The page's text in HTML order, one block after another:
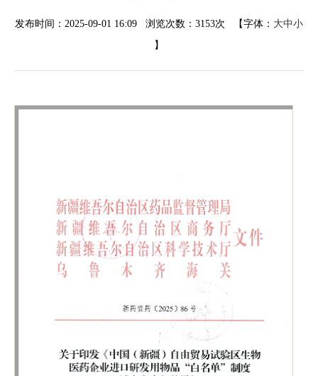
发布时间：2025-09-01 16:09 浏览次数： 3153次 【字体： 大中小
】